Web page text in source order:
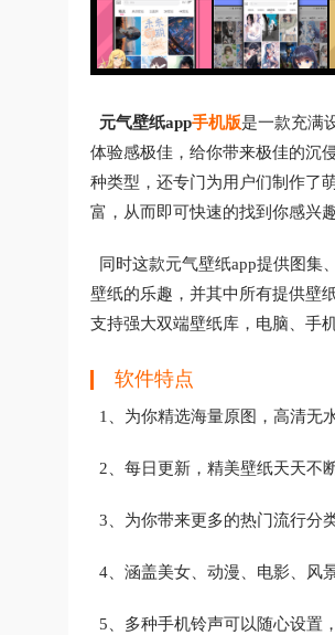
元气壁纸app手机版是一款充满
体验感极佳，给你带来极佳的沉
种类型，还专门为用户们制作了
富，从而即可快速的找到你感兴
同时这款元气壁纸app提供图集
壁纸的乐趣，并其中所有提供壁
支持强大双端壁纸库，电脑、手
软件特点
1、为你精选海量原图，高清无
2、每日更新，精美壁纸天天不
3、为你带来更多的热门流行分
4、涵盖美女、动漫、电影、风
5、多种手机铃声可以随心设置